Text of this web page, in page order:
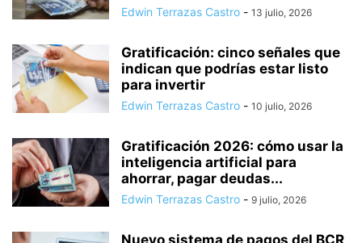
Edwin Terrazas Castro - 13 julio, 2026
Gratificación: cinco señales que
indican que podrías estar listo
para invertir
Edwin Terrazas Castro - 10 julio, 2026
Gratificación 2026: cómo usar la
inteligencia artificial para
ahorrar, pagar deudas...
Edwin Terrazas Castro - 9 julio, 2026
Nuevo sistema de pagos del BCR